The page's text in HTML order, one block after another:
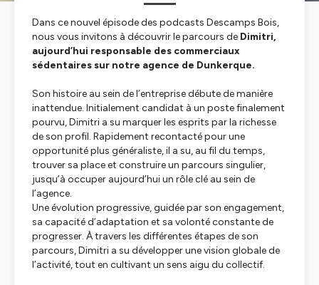
Dans ce nouvel épisode des podcasts Descamps Bois,
nous vous invitons à découvrir le parcours de Dimitri,
aujourd’hui responsable des commerciaux
sédentaires sur notre agence de Dunkerque.
Son histoire au sein de l’entreprise débute de manière
inattendue. Initialement candidat à un poste finalement
pourvu, Dimitri a su marquer les esprits par la richesse
de son profil. Rapidement recontacté pour une
opportunité plus généraliste, il a su, au fil du temps,
trouver sa place et construire un parcours singulier,
jusqu’à occuper aujourd’hui un rôle clé au sein de
l’agence.
Une évolution progressive, guidée par son engagement,
sa capacité d’adaptation et sa volonté constante de
progresser. À travers les différentes étapes de son
parcours, Dimitri a su développer une vision globale de
l’activité, tout en cultivant un sens aigu du collectif.